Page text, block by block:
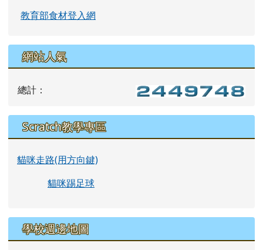
教育部食材登入網
網站人氣
總計：
Scratch教學專區
貓咪走路(用方向鍵)
貓咪踢足球
學校週邊地圖